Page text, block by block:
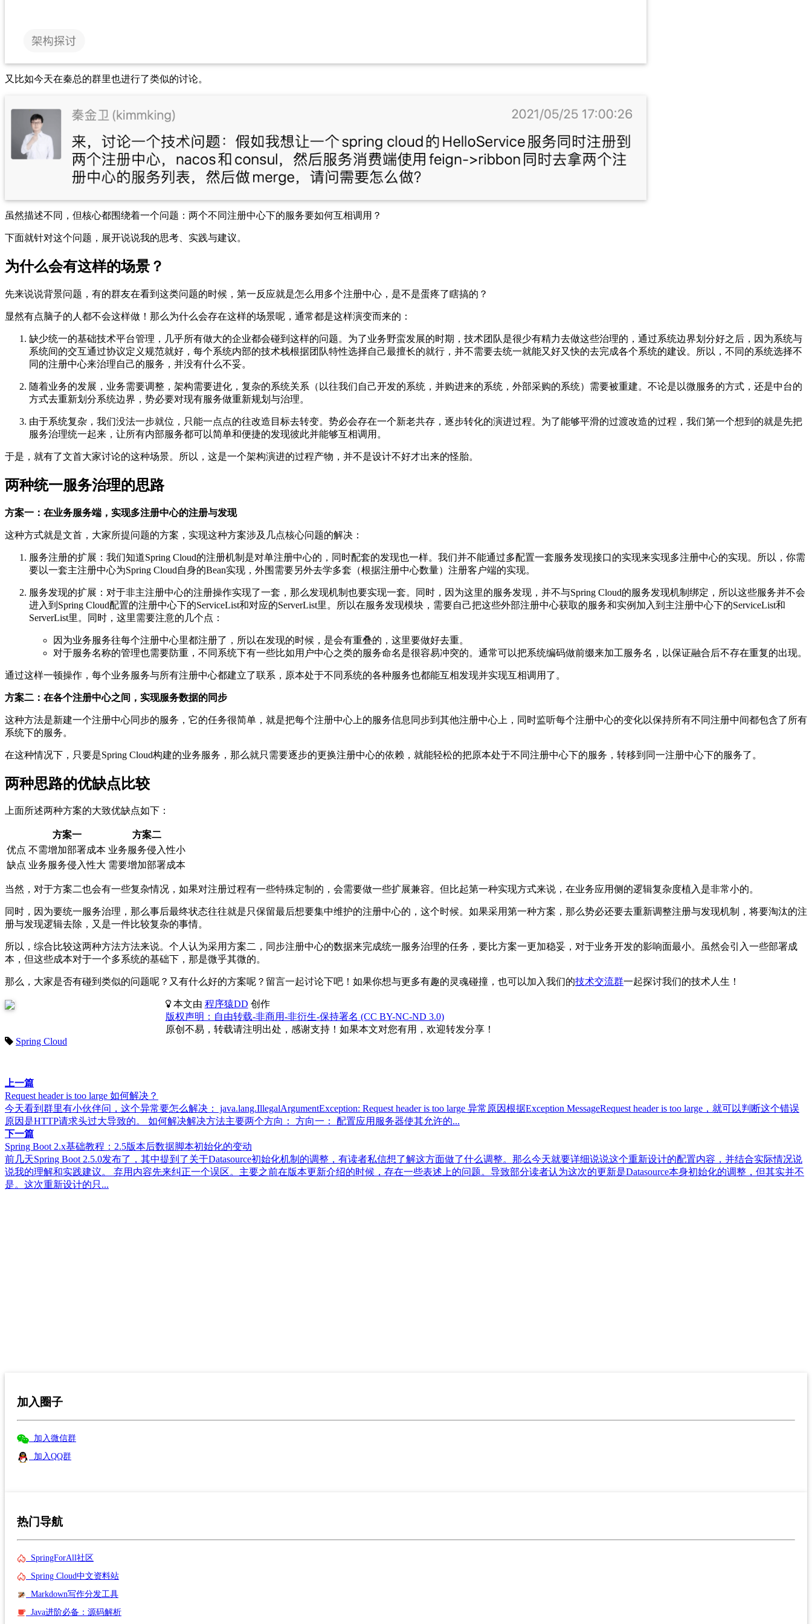
又比如今天在秦总的群里也进行了类似的讨论。
虽然描述不同，但核心都围绕着一个问题：两个不同注册中心下的服务要如何互相调用？
下面就针对这个问题，展开说说我的思考、实践与建议。
为什么会有这样的场景？
先来说说背景问题，有的群友在看到这类问题的时候，第一反应就是怎么用多个注册中心，是不是蛋疼了瞎搞的？
显然有点脑子的人都不会这样做！那么为什么会存在这样的场景呢，通常都是这样演变而来的：
缺少统一的基础技术平台管理，几乎所有做大的企业都会碰到这样的问题。为了业务野蛮发展的时期，技术团队是很少有精力去做这些治理的，通过系统边界划分好之后，因为系统与
系统间的交互通过协议定义规范就好，每个系统内部的技术栈根据团队特性选择自己最擅长的就行，并不需要去统一就能又好又快的去完成各个系统的建设。所以，不同的系统选择不
同的注册中心来治理自己的服务，并没有什么不妥。
随着业务的发展，业务需要调整，架构需要进化，复杂的系统关系（以往我们自己开发的系统，并购进来的系统，外部采购的系统）需要被重建。不论是以微服务的方式，还是中台的
方式去重新划分系统边界，势必要对现有服务做重新规划与治理。
由于系统复杂，我们没法一步就位，只能一点点的往改造目标去转变。势必会存在一个新老共存，逐步转化的演进过程。为了能够平滑的过渡改造的过程，我们第一个想到的就是先把
服务治理统一起来，让所有内部服务都可以简单和便捷的发现彼此并能够互相调用。
于是，就有了文首大家讨论的这种场景。所以，这是一个架构演进的过程产物，并不是设计不好才出来的怪胎。
两种统一服务治理的思路
方案一：在业务服务端，实现多注册中心的注册与发现
这种方式就是文首，大家所提问题的方案，实现这种方案涉及几点核心问题的解决：
服务注册的扩展：我们知道Spring Cloud的注册机制是对单注册中心的，同时配套的发现也一样。我们并不能通过多配置一套服务发现接口的实现来实现多注册中心的实现。所以，你需
要以一套主注册中心为Spring Cloud自身的Bean实现，外围需要另外去学多套（根据注册中心数量）注册客户端的实现。
服务发现的扩展：对于非主注册中心的注册操作实现了一套，那么发现机制也要实现一套。同时，因为这里的服务发现，并不与Spring Cloud的服务发现机制绑定，所以这些服务并不会
进入到Spring Cloud配置的注册中心下的ServiceList和对应的ServerList里。所以在服务发现模块，需要自己把这些外部注册中心获取的服务和实例加入到主注册中心下的ServiceList和
ServerList里。同时，这里需要注意的几个点：
因为业务服务往每个注册中心里都注册了，所以在发现的时候，是会有重叠的，这里要做好去重。
对于服务名称的管理也需要防重，不同系统下有一些比如用户中心之类的服务命名是很容易冲突的。通常可以把系统编码做前缀来加工服务名，以保证融合后不存在重复的出现。
通过这样一顿操作，每个业务服务与所有注册中心都建立了联系，原本处于不同系统的各种服务也都能互相发现并实现互相调用了。
方案二：在各个注册中心之间，实现服务数据的同步
这种方法是新建一个注册中心同步的服务，它的任务很简单，就是把每个注册中心上的服务信息同步到其他注册中心上，同时监听每个注册中心的变化以保持所有不同注册中间都包含了所有
系统下的服务。
在这种情况下，只要是Spring Cloud构建的业务服务，那么就只需要逐步的更换注册中心的依赖，就能轻松的把原本处于不同注册中心下的服务，转移到同一注册中心下的服务了。
两种思路的优缺点比较
上面所述两种方案的大致优缺点如下：
方案一
方案二
优点 不需增加部署成本 业务服务侵入性小
缺点 业务服务侵入性大 需要增加部署成本
当然，对于方案二也会有一些复杂情况，如果对注册过程有一些特殊定制的，会需要做一些扩展兼容。但比起第一种实现方式来说，在业务应用侧的逻辑复杂度植入是非常小的。
同时，因为要统一服务治理，那么事后最终状态往往就是只保留最后想要集中维护的注册中心的，这个时候。如果采用第一种方案，那么势必还要去重新调整注册与发现机制，将要淘汰的注
册与发现逻辑去除，又是一件比较复杂的事情。
所以，综合比较这两种方法方法来说。个人认为采用方案二，同步注册中心的数据来完成统一服务治理的任务，要比方案一更加稳妥，对于业务开发的影响面最小。虽然会引入一些部署成
本，但这些成本对于一个多系统的基础下，那是微乎其微的。
那么，大家是否有碰到类似的问题呢？又有什么好的方案呢？留言一起讨论下吧！如果你想与更多有趣的灵魂碰撞，也可以加入我们的技术交流群一起探讨我们的技术人生！
本文由 程序猿DD 创作
版权声明：自由转载-非商用-非衍生-保持署名 (CC BY-NC-ND 3.0)
原创不易，转载请注明出处，感谢支持！如果本文对您有用，欢迎转发分享！
Spring Cloud
上一篇
Request header is too large 如何解决？
今天看到群里有小伙伴问，这个异常要怎么解决： java.lang.IllegalArgumentException: Request header is too large 异常原因根据Exception MessageRequest header is too large，就可以判断这个错误
原因是HTTP请求头过大导致的。 如何解决解决方法主要两个方向： 方向一： 配置应用服务器使其允许的...
下一篇
Spring Boot 2.x基础教程：2.5版本后数据脚本初始化的变动
前几天Spring Boot 2.5.0发布了，其中提到了关于Datasource初始化机制的调整，有读者私信想了解这方面做了什么调整。那么今天就要详细说说这个重新设计的配置内容，并结合实际情况说
说我的理解和实践建议。 弃用内容先来纠正一个误区。主要之前在版本更新介绍的时候，存在一些表述上的问题。导致部分读者认为这次的更新是Datasource本身初始化的调整，但其实并不
是。这次重新设计的只...
加入圈子
加入微信群
加入QQ群
热门导航
SpringForAll社区
Spring Cloud中文资料站
Markdown写作分发工具
Java进阶必备：源码解析